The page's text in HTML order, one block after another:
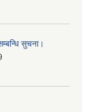
सुचना।